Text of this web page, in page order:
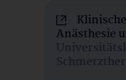
Anästhesie